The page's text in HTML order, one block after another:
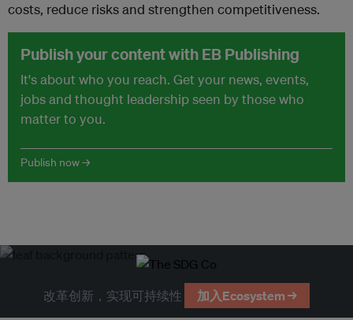
costs, reduce risks and strengthen competitiveness.
Publish your content with EB Publishing
It's about who you reach. Get your news, events,
jobs and thought leadership seen by those who
matter to you.
Publish now →
改革创新，实现可持续性 加入Ecosystem →